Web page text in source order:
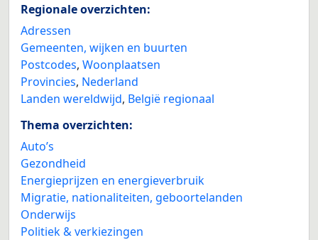
Regionale overzichten:
Adressen
Gemeenten, wijken en buurten
Postcodes, Woonplaatsen
Provincies, Nederland
Landen wereldwijd, België regionaal
Thema overzichten:
Auto’s
Gezondheid
Energieprijzen en energieverbruik
Migratie, nationaliteiten, geboortelanden
Onderwijs
Politiek & verkiezingen